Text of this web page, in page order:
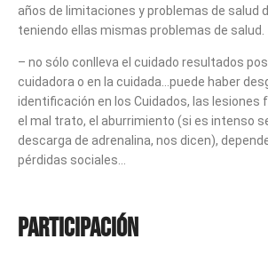
años de limitaciones y problemas de salud
teniendo ellas mismas problemas de salud.
– no sólo conlleva el cuidado resultados
cuidadora o en la cuidada…puede haber
identificación en los Cuidados, las lesiones
el mal trato, el aburrimiento (si es intenso
descarga de adrenalina, nos dicen),
pérdidas sociales…
Participación